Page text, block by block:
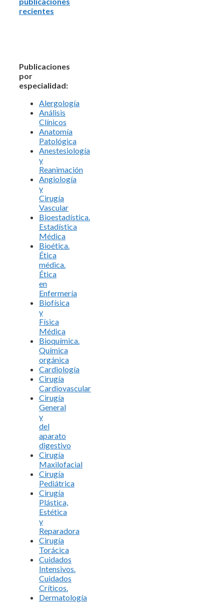
recientes
Publicaciones
por
especialidad:
Alergología
Análisis
Clínicos
Anatomía
Patológica
Anestesiología
y
Reanimación
Angiología
y
Cirugía
Vascular
Bioestadística.
Estadística
Médica
Bioética.
Ética
médica.
Ética
en
Enfermería
Biofísica
y
Física
Médica
Bioquímica.
Química
orgánica
Cardiología
Cirugía
Cardiovascular
Cirugía
General
y
del
aparato
digestivo
Cirugía
Maxilofacial
Cirugía
Pediátrica
Cirugía
Plástica,
Estética
y
Reparadora
Cirugía
Torácica
Cuidados
Intensivos.
Cuidados
Críticos.
Dermatología